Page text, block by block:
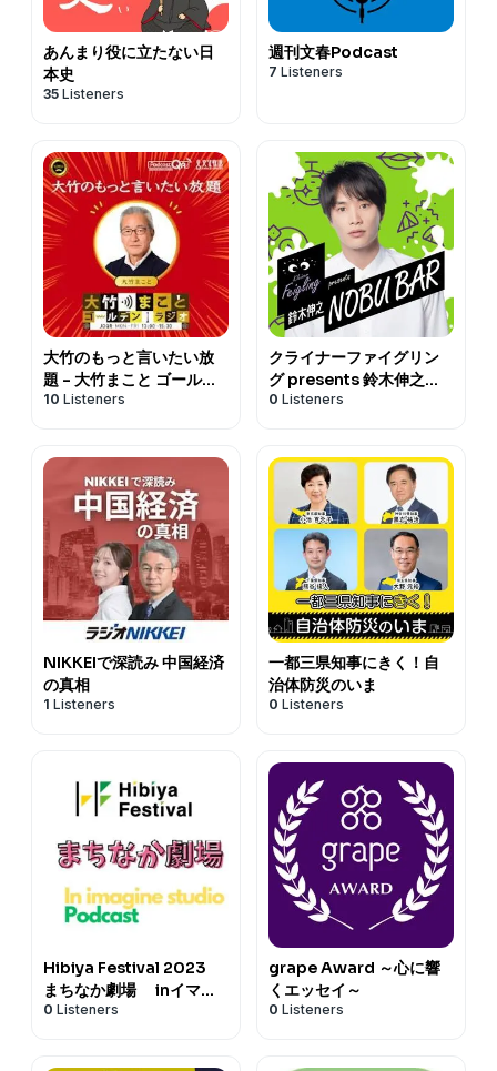
あんまり役に立たない日
本史
35 Listeners
週刊文春Podcast
7 Listeners
大竹のもっと言いたい放
題 - 大竹まこと ゴールデ
ンラジオ！
10 Listeners
クライナーファイグリン
グ presents 鈴木伸之
NOBU BAR
0 Listeners
NIKKEIで深読み 中国経済
の真相
1 Listeners
一都三県知事にきく！自
治体防災のいま
0 Listeners
Hibiya Festival 2023
まちなか劇場 inイマジ
ンスタジオ Podcast
0 Listeners
grape Award ～心に響
くエッセイ～
0 Listeners